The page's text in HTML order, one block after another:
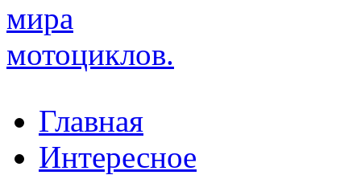
Главная
Интересное